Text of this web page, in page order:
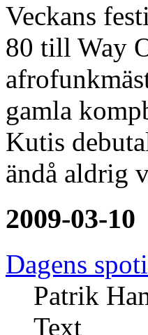
Veckans
80 till Way
gamla
Kutis
ändå aldrig
2009-03-10
Dagens
Patrik
Text